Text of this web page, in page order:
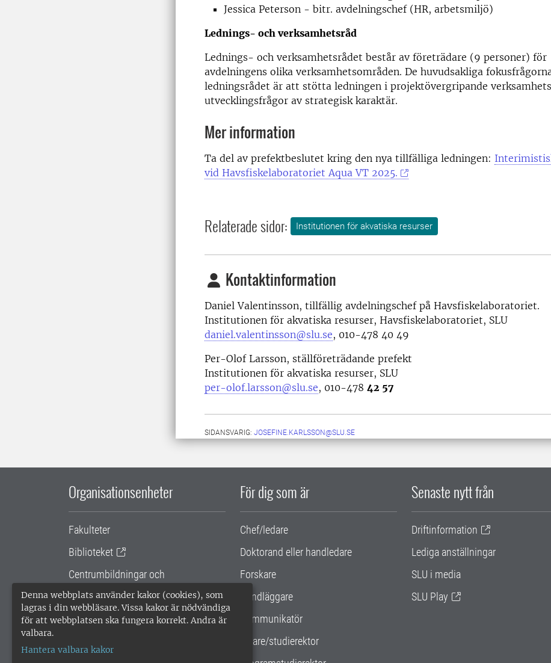
Denna webbplats använder kakor (cookies), som
lagras i din webbläsare. Vissa kakor är nödvändiga
för att webbplatsen ska fungera korrekt. Andra är
valbara.
Hantera valbara kakor
Jessica Peterson - bitr. avdelningschef (HR, arbetsmiljö)
Lednings- och verksamhetsråd
Lednings- och verksamhetsrådet består av företrädare (9 personer) för
avdelningens olika verksamhetsområden. De huvudsakliga
ledningsrådet är att stötta ledningen i projektövergripande
utvecklingsfrågor av strategisk karaktär.
Mer information
Ta del av prefektbeslutet kring den nya tillfälliga ledningen:
vid Havsfiskelaboratoriet Aqua VT 2025.
Relaterade sidor: Institutionen för akvatiska resurser
Kontaktinformation
Daniel Valentinsson, tillfällig avdelningschef på Havsfiskelaboratoriet.
Institutionen för akvatiska resurser, Havsfiskelaboratoriet, SLU
daniel.valentinsson@slu.se, 010-478 40 49
Per-Olof Larsson, ställföreträdande prefekt
Institutionen för akvatiska resurser, SLU
per-olof.larsson@slu.se, 010-478 42 57
SIDANSVARIG: JOSEFINE.KARLSSON@SLU.SE
Organisationsenheter
Fakulteter
Biblioteket
Centrumbildningar och
samarbetsprojekt
Gemensamma verksamhetsstödet
För dig som är
Chef/ledare
Doktorand eller handledare
Forskare
Handläggare
Kommunikatör
Lärare/studierektor
Senaste nytt från
Driftinformation
Lediga anställningar
SLU i media
SLU Play